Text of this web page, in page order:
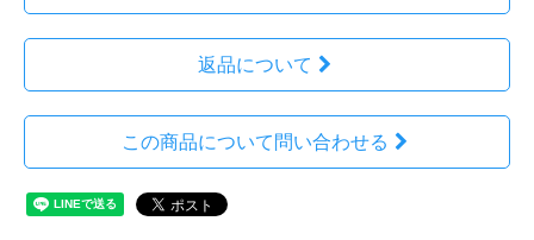
返品について
この商品について問い合わせる